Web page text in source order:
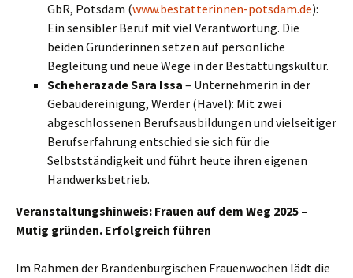
GbR, Potsdam (www.bestatterinnen-potsdam.de):
Ein sensibler Beruf mit viel Verantwortung. Die
beiden Gründerinnen setzen auf persönliche
Begleitung und neue Wege in der Bestattungskultur.
Scheherazade Sara Issa – Unternehmerin in der
Gebäudereinigung, Werder (Havel): Mit zwei
abgeschlossenen Berufsausbildungen und vielseitiger
Berufserfahrung entschied sie sich für die
Selbstständigkeit und führt heute ihren eigenen
Handwerksbetrieb.
Veranstaltungshinweis: Frauen auf dem Weg 2025 –
Mutig gründen. Erfolgreich führen
Im Rahmen der Brandenburgischen Frauenwochen lädt die